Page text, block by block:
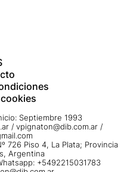
Septiembre 1993
/ vpignaton@dib.com.ar /
726 Piso 4, La Plata; Provincia
Argentina
+5492215031783